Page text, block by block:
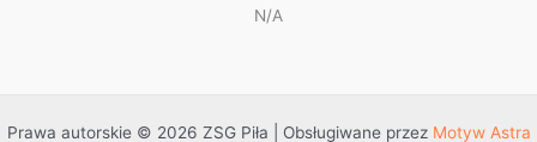
N/A
Prawa autorskie © 2026 ZSG Piła | Obsługiwane przez Motyw Astra